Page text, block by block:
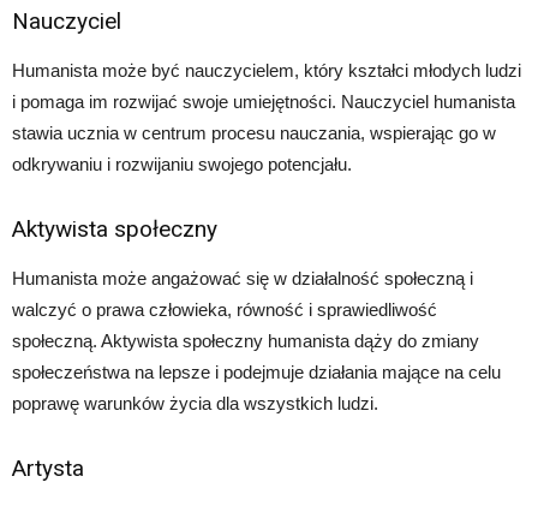
Nauczyciel
Humanista może być nauczycielem, który kształci młodych ludzi
i pomaga im rozwijać swoje umiejętności. Nauczyciel humanista
stawia ucznia w centrum procesu nauczania, wspierając go w
odkrywaniu i rozwijaniu swojego potencjału.
Aktywista społeczny
Humanista może angażować się w działalność społeczną i
walczyć o prawa człowieka, równość i sprawiedliwość
społeczną. Aktywista społeczny humanista dąży do zmiany
społeczeństwa na lepsze i podejmuje działania mające na celu
poprawę warunków życia dla wszystkich ludzi.
Artysta